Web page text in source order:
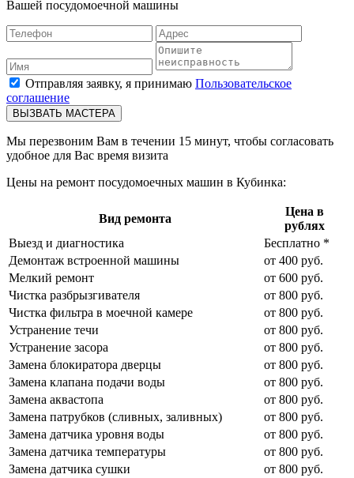
Вашей посудомоечной машины
Отправляя заявку, я принимаю Пользовательское
соглашение
ВЫЗВАТЬ МАСТЕРА
Мы перезвоним Вам в течении 15 минут, чтобы согласовать
удобное для Вас время визита
Цены на ремонт посудомоечных машин в Кубинка:
Вид ремонта
Цена в
рублях
Выезд и диагностика
Бесплатно *
Демонтаж встроенной машины
от 400 руб.
Мелкий ремонт
от 600 руб.
Чистка разбрызгивателя
от 800 руб.
Чистка фильтра в моечной камере
от 800 руб.
Устранение течи
от 800 руб.
Устранение засора
от 800 руб.
Замена блокиратора дверцы
от 800 руб.
Замена клапана подачи воды
от 800 руб.
Замена аквастопа
от 800 руб.
Замена патрубков (сливных, заливных)
от 800 руб.
Замена датчика уровня воды
от 800 руб.
Замена датчика температуры
от 800 руб.
Замена датчика сушки
от 800 руб.